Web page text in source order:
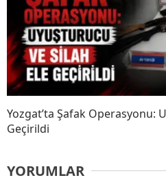
Yozgat’ta Şafak Operasyonu:
Geçirildi
YORUMLAR